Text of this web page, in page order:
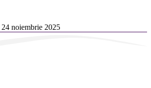
24 noiembrie 2025